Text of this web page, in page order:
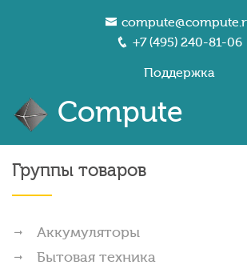
+7 (495) 240-81-06
Поддержка
Compute
Группы товаров
Аккумуляторы
Бытовая техника